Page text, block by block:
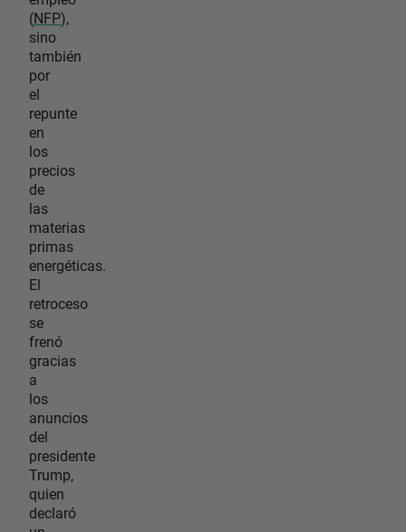
(NFP),
sino
también
por
el
repunte
en
los
precios
de
las
materias
primas
energéticas.
El
retroceso
se
frenó
gracias
a
los
anuncios
del
presidente
Trump,
quien
declaró